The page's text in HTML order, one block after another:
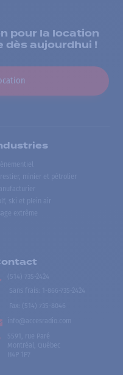
pour la location
dès aujourdhui !
minier et pétrolier
ski et plein air
extrême
(514) 735-2424
Sans frais
1-866-735-2424
Fax:
(514) 735-8046
info@accesradio.com
5591, rue Paré
Montréal, Québec
H4P 1P7